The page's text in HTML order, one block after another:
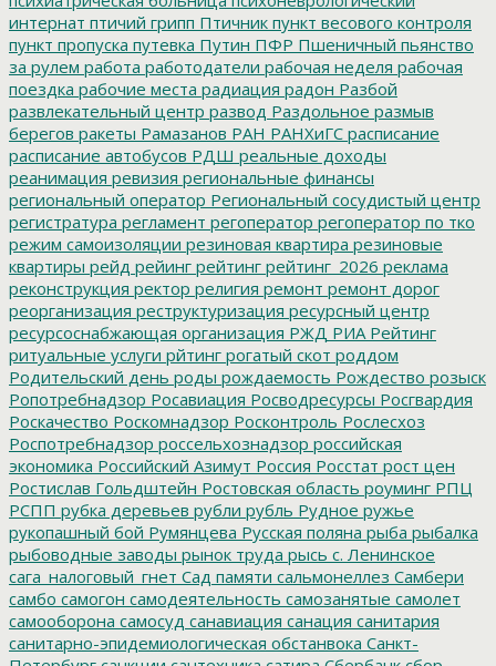
интернат птичий грипп Птичник пункт весового контроля
пункт пропуска путевка Путин ПФР Пшеничный пьянство
за рулем работа работодатели рабочая неделя рабочая
поездка рабочие места радиация радон Разбой
развлекательный центр развод Раздольное размыв
берегов ракеты Рамазанов РАН РАНХиГС расписание
расписание автобусов РДШ реальные доходы
реанимация ревизия региональные финансы
региональный оператор Региональный сосудистый центр
регистратура регламент регоператор регоператор по тко
режим самоизоляции резиновая квартира резиновые
квартиры рейд рейинг рейтинг рейтинг_2026 реклама
реконструкция ректор религия ремонт ремонт дорог
реорганизация реструктуризация ресурсный центр
ресурсоснабжающая организация РЖД РИА Рейтинг
ритуальные услуги рйтинг рогатый скот роддом
Родительский день роды рождаемость Рождество розыск
Ропотребнадзор Росавиация Росводресурсы Росгвардия
Роскачество Роскомнадзор Росконтроль Рослесхоз
Роспотребнадзор россельхознадзор российская
экономика Российский Азимут Россия Росстат рост цен
Ростислав Гольдштейн Ростовская область роуминг РПЦ
РСПП рубка деревьев рубли рубль Рудное ружье
рукопашный бой Румянцева Русская поляна рыба рыбалка
рыбоводные заводы рынок труда рысь с. Ленинское
сага_налоговый_гнет Сад памяти сальмонеллез Самбери
самбо самогон самодеятельность самозанятые самолет
самооборона самосуд санавиация санация санитария
санитарно-эпидемиологическая обстанвока Санкт-